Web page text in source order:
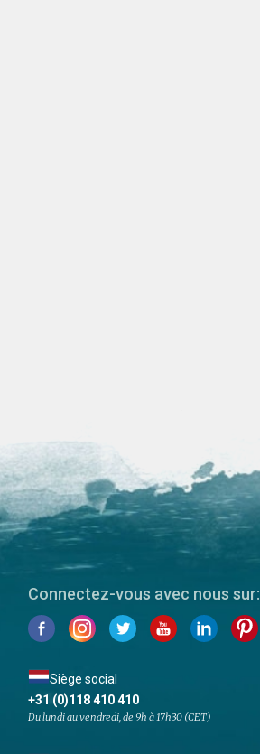
Connectez-vous avec nous sur:
Siège social
+31 (0)118 410 410
Du lundi au vendredi, de 9h à 17h30 (CET)